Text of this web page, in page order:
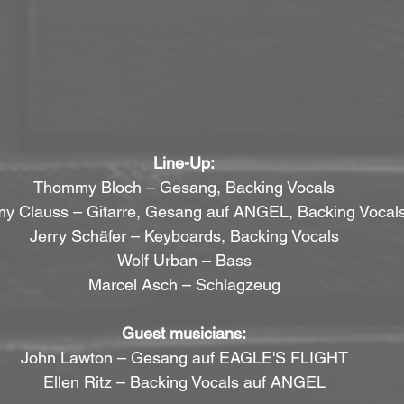
Line-Up:
Thommy Bloch – Gesang, Backing Vocals
Clauss – Gitarre, Gesang auf ANGEL, Backing
Jerry Schäfer – Keyboards, Backing Vocals
Wolf Urban – Bass
Marcel Asch – Schlagzeug
Guest musicians:
John Lawton – Gesang auf EAGLE'S FLIGHT
Ellen Ritz – Backing Vocals auf ANGEL